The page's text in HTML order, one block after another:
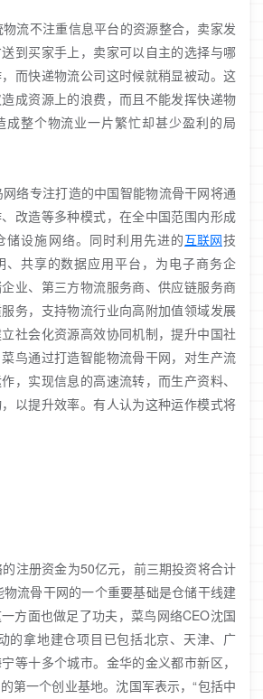
不注重信息平台的资源整合，卖家发
到买家手上，卖家可以自主的选择与哪
而快递物流公司这时候就稍显被动。这
成资源上的浪费，而且不能发挥快递物
成整个物流业一片繁忙却甚少盈利的局
专注打造的中国智能物流骨干网将通
改造等多种模式，在全中国范围内形成
储设施网络。同时利用先进的互联网技
、共享的数据应用平台，为电子商务企
业、第三方物流服务商、供应链服务商
务，支持物流行业向高附加值领域发展
社会化资源高效协同机制，提升中国社
鸟通过打造智能物流骨干网，对生产流
，实现信息的高速流转，而生产资料、
以提升效率。有人认为这种运作模式将
注册资金为50亿元，前三期投资将合计
流骨干网的一个重要基础是仓储干线建
方面也做足了功夫，菜鸟网络CEO沈国
的拿地建仓项目已包括北京、天津、广
等十多个城市。金华的金义都市新区，
第一个创业基地。沈国军表示，“包括中